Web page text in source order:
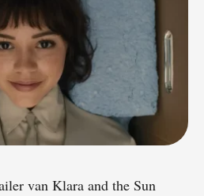
van Klara and the Sun